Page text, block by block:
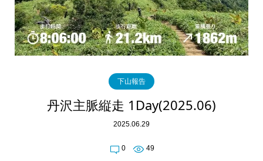
下山報告
丹沢主脈縦走 1Day(2025.06)
2025.06.29
0 49